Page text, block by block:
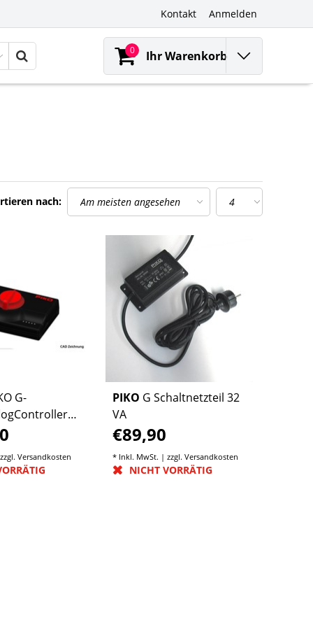
Kontakt Anmelden
0 Ihr Warenkorb
nach:
G-
Versandkosten
PIKO G Schaltnetzteil 32
VA
€89,90
* Inkl. MwSt. | zzgl.Versandkosten
NICHT VORRÄTIG